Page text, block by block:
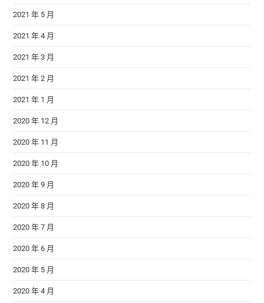
2021 年 5 月
2021 年 4 月
2021 年 3 月
2021 年 2 月
2021 年 1 月
2020 年 12 月
2020 年 11 月
2020 年 10 月
2020 年 9 月
2020 年 8 月
2020 年 7 月
2020 年 6 月
2020 年 5 月
2020 年 4 月